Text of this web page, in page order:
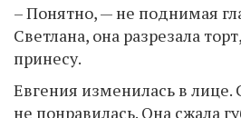
– Понятно, — не поднимая
Светлана, она разрезала
принесу.
Евгения изменилась в лице.
не понравилась. Она сжала